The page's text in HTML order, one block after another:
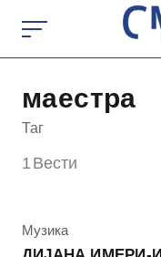
content
маестра
Таг
1 Вести
КАтегорија
Музика